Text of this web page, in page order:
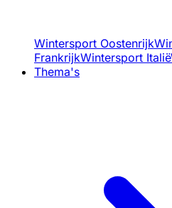
Wintersport Oostenrijk
FrankrijkWintersport Italië
Thema's